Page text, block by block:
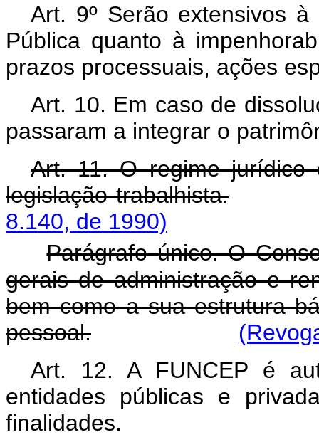
Art. 9º Serão extensivos
Pública quanto à
prazos processuais, ações
Art. 10. Em caso de
passaram a integrar o
Art. 11. O regime
legislação trabalhista.
8.140, de 1990)
Parágrafo único. O
gerais de administração e
bem como a sua estrutura
pessoal.
Art. 12. A FUNCEP é
entidades públicas e
finalidades.